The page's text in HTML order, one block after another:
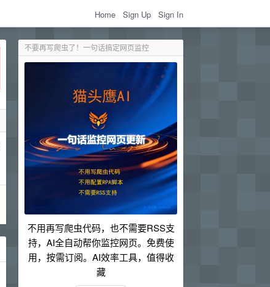
Home Sign Up Sign In
不要再写爬虫了！一句话搞定网页监控
不用再写爬虫代码，也不需要RSS支
持，AI全自动帮你监控网页。免费使
用，按需订阅。AI效率工具，值得收
藏